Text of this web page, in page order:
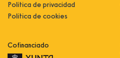
Política de privacidad
Política de cookies
Cofinanciado